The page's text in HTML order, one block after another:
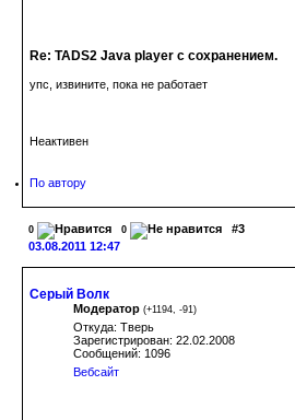
Re: TADS2 Java player с сохранением.
упс, извините, пока не работает
Неактивен
По автору
0 0
#3
03.08.2011 12:47
Серый Волк
Модератор (+1194, -91)
Откуда: Тверь
Зарегистрирован: 22.02.2008
Сообщений: 1096
Вебсайт